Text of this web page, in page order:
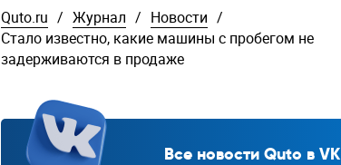
Quto.ru / Журнал / Новости /
Стало известно, какие машины с пробегом не
задерживаются в продаже
Все новости Quto в VK